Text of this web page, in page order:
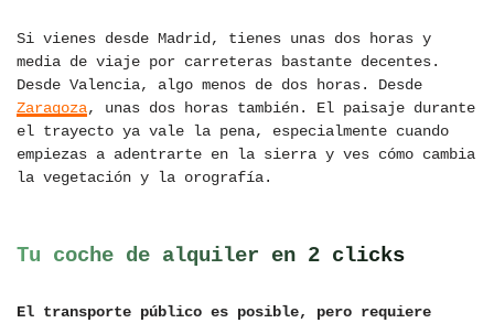
Si vienes desde Madrid, tienes unas dos horas y
media de viaje por carreteras bastante decentes.
Desde Valencia, algo menos de dos horas. Desde
Zaragoza, unas dos horas también. El paisaje durante
el trayecto ya vale la pena, especialmente cuando
empiezas a adentrarte en la sierra y ves cómo cambia
la vegetación y la orografía.
Tu coche de alquiler en 2 clicks
El transporte público es posible, pero requiere